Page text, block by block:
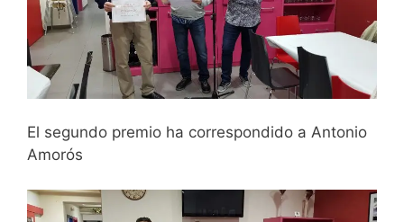
El segundo premio ha correspondido a Antonio
Amorós